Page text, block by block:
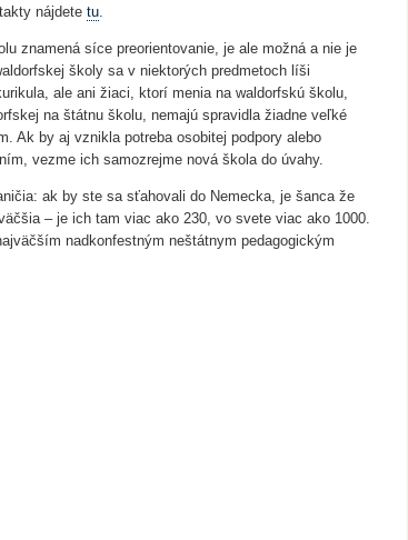
nájdete tu.
znamená síce preorientovanie, je ale možná a nie je
školy sa v niektorých predmetoch líši
ale ani žiaci, ktorí menia na waldorfskú školu,
na štátnu školu, nemajú spravidla žiadne veľké
Ak by aj vznikla potreba osobitej podpory alebo
vezme ich samozrejme nová škola do úvahy.
ak by ste sa sťahovali do Nemecka, je šanca že
– je ich tam viac ako 230, vo svete viac ako 1000.
nadkonfestným neštátnym pedagogickým